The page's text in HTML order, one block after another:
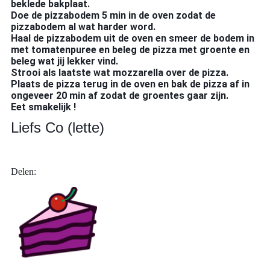
beklede bakplaat.
Doe de pizzabodem 5 min in de oven zodat de
pizzabodem al wat harder word.
Haal de pizzabodem uit de oven en smeer de bodem in
met tomatenpuree en beleg de pizza met groente en
beleg wat jij lekker vind.
Strooi als laatste wat mozzarella over de pizza.
Plaats de pizza terug in de oven en bak de pizza af in
ongeveer 20 min af zodat de groentes gaar zijn.
Eet smakelijk !
Liefs Co (lette)
Delen: